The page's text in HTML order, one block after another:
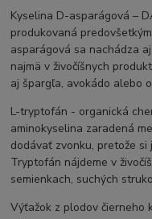
Kyselina D-asparágová –
produkovaná
asparágová sa nachádza
najmä v živočíšnych
aj špargľa, avokádo alebo
L-tryptofán - organická
aminokyselina zaradená
dodávať zvonku, pretože
Tryptofán nájdeme v
semienkach, suchých
Výťažok z plodov čierneho